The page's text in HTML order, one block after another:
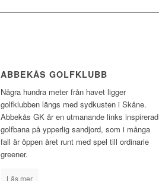
ABBEKÅS GOLFKLUBB
Några hundra meter från havet ligger
golfklubben längs med sydkusten i Skåne.
Abbekås GK är en utmanande links inspirerad
golfbana på ypperlig sandjord, som i många
fall är öppen året runt med spel till ordinarie
greener.
Läs mer